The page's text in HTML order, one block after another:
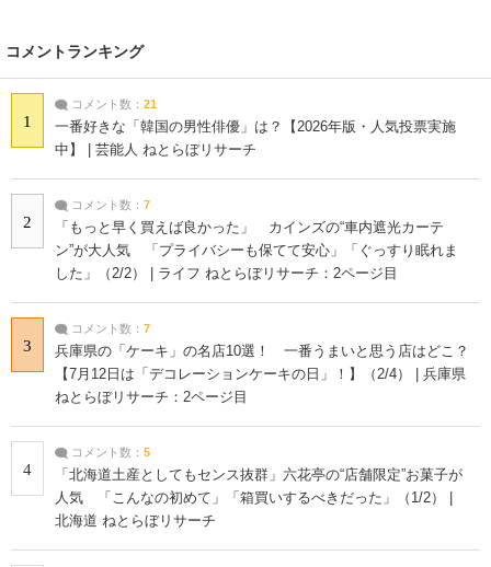
コメントランキング
1
コメント数： 21
一番好きな「韓国の男性俳優」は？【2026年版・人気投票実施
中】 | 芸能人 ねとらぼリサーチ
2
コメント数： 7
「もっと早く買えば良かった」 カインズの“車内遮光カーテ
ン”が大人気 「プライバシーも保てて安心」「ぐっすり眠れま
した」（2/2） | ライフ ねとらぼリサーチ：2ページ目
3
コメント数： 7
兵庫県の「ケーキ」の名店10選！ 一番うまいと思う店はどこ？
【7月12日は「デコレーションケーキの日」！】（2/4） | 兵庫県
ねとらぼリサーチ：2ページ目
4
コメント数： 5
「北海道土産としてもセンス抜群」六花亭の“店舗限定”お菓子が
人気 「こんなの初めて」「箱買いするべきだった」（1/2） |
北海道 ねとらぼリサーチ